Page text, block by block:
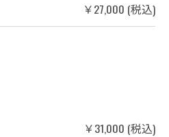
￥27,000 (税込)
￥31,000 (税込)